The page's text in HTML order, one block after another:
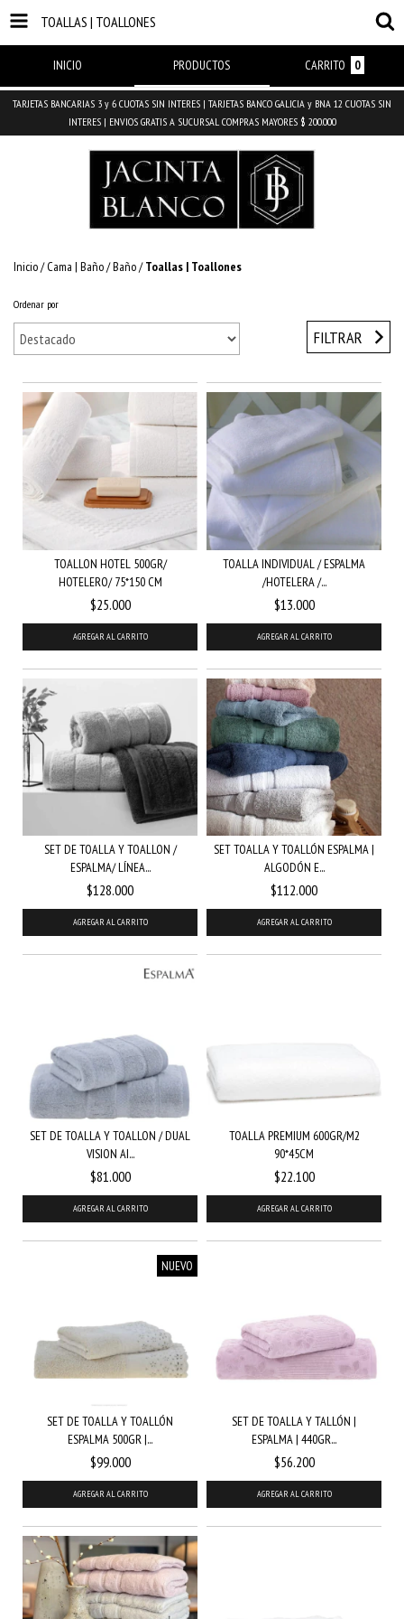
TOALLAS | TOALLONES
INICIO PRODUCTOS CARRITO 0
TARJETAS BANCARIAS 3 y 6 CUOTAS SIN INTERES | TARJETAS BANCO GALICIA y BNA 12 CUOTAS SIN
INTERES | ENVIOS GRATIS A SUCURSAL COMPRAS MAYORES $ 200.000
Inicio/ Cama | Baño/Baño/ Toallas | Toallones
Ordenar por
FILTRAR
TOALLON HOTEL 500GR/
HOTELERO/ 75*150 CM
$25.000
TOALLA INDIVIDUAL / ESPALMA
/HOTELERA /...
$13.000
SET DE TOALLA Y TOALLON /
ESPALMA/ LÍNEA...
$128.000
AGREGAR AL CARRITO
SET TOALLA Y TOALLÓN ESPALMA |
ALGODÓN E...
$112.000
AGREGAR AL CARRITO
SET DE TOALLA Y TOALLON / DUAL
VISION AI...
$81.000
AGREGAR AL CARRITO
TOALLA PREMIUM 600GR/M2
90*45CM
$22.100
NUEVO
SET DE TOALLA Y TOALLÓN
ESPALMA 500GR |...
$99.000
AGREGAR AL CARRITO
SET DE TOALLA Y TALLÓN |
ESPALMA | 440GR...
$56.200
AGREGAR AL CARRITO